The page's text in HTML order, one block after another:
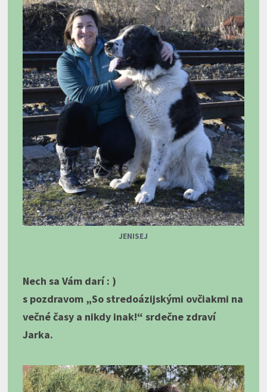
JENISEJ
Nech sa Vám darí : )
s pozdravom „So stredoázijskými ovčiakmi na
večné časy a nikdy inak!“ srdečne zdraví
Jarka.